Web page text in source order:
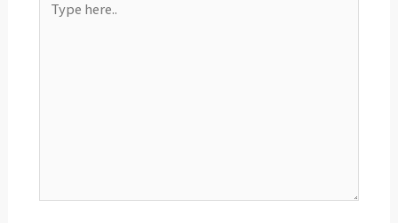
here..